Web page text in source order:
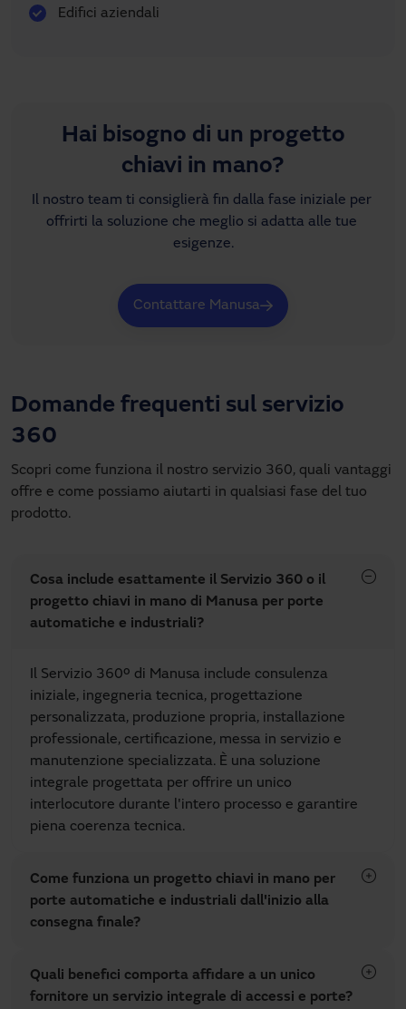
Edifici aziendali
Hai bisogno di un progetto
chiavi in mano?
Il nostro team ti consiglierà fin dalla fase iniziale per
offrirti la soluzione che meglio si adatta alle tue
esigenze.
Contattare Manusa
Domande frequenti sul servizio
360
Scopri come funziona il nostro servizio 360, quali vantaggi
offre e come possiamo aiutarti in qualsiasi fase del tuo
prodotto.
Cosa include esattamente il Servizio 360 o il
progetto chiavi in mano di Manusa per porte
automatiche e industriali?
Il Servizio 360º di Manusa include consulenza
iniziale, ingegneria tecnica, progettazione
personalizzata, produzione propria, installazione
professionale, certificazione, messa in servizio e
manutenzione specializzata. È una soluzione
integrale progettata per offrire un unico
interlocutore durante l'intero processo e garantire
piena coerenza tecnica.
Come funziona un progetto chiavi in mano per
porte automatiche e industriali dall'inizio alla
consegna finale?
Quali benefici comporta affidare a un unico
fornitore un servizio integrale di accessi e porte?